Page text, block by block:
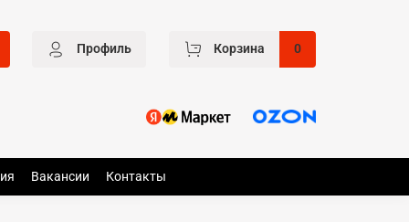
Профиль Корзина 0
Вакансии Контакты